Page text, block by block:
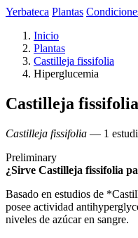
Yerbateca Plantas
Inicio
Plantas
Castilleja fissifolia
Hiperglucemia
Castilleja
Castilleja fissifolia — 1
Preliminary
¿Sirve Castilleja fissifolia
Basado en estudios de
posee actividad
niveles de azúcar en sangre.